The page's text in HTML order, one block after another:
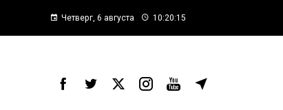
Четверг, 6 августа 10:20:16